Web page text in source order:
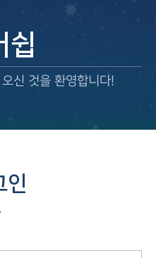
쉽
신 것을 환영합니다!
인